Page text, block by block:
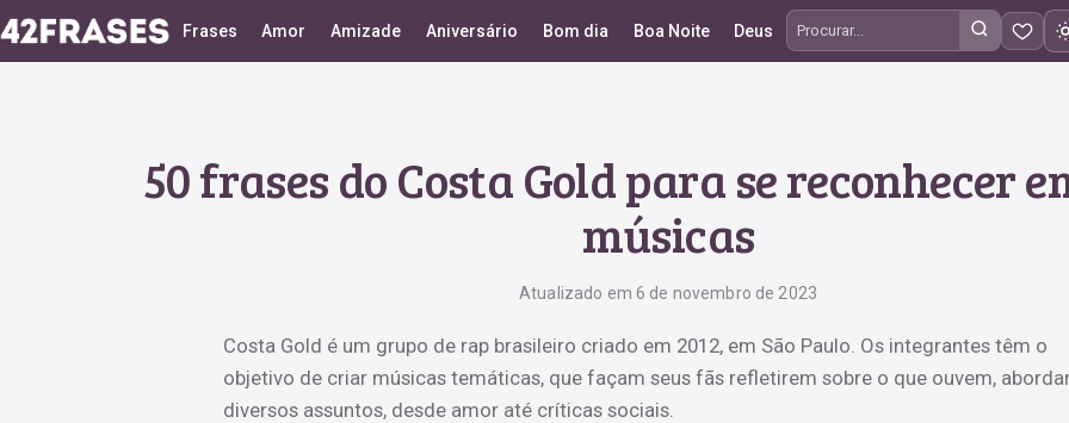
Frases Amor Amizade Aniversário Bom dia Boa Noite Deus
Procurar frases
50 frases do Costa Gold para se reconhecer
músicas
Atualizado em 6 de novembro de 2023
Costa Gold é um grupo de rap brasileiro criado em 2012, em São Paulo. Os integrantes têm o
objetivo de criar músicas temáticas, que façam seus fãs refletirem sobre o que ouvem,
diversos assuntos, desde amor até críticas sociais.